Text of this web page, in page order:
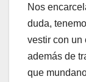
Nos
duda,
vestir con un
además de
que